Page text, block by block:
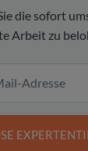
die sofort
Arbeit zu